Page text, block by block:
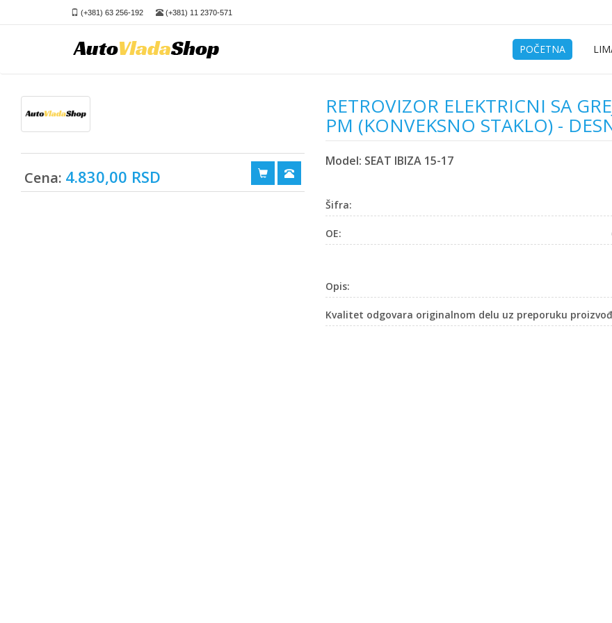
(+381) 63 256-192 (+381) 11 2370-571
POČETNA
Cena: 4.830,00 RSD
RETROVIZOR ELEKTRICNI SA
PM (KONVEKSNO STAKLO) -
Model: SEAT IBIZA 15-17
Šifra:
OE:
Opis:
Kvalitet odgovara originalnom delu uz preporuku